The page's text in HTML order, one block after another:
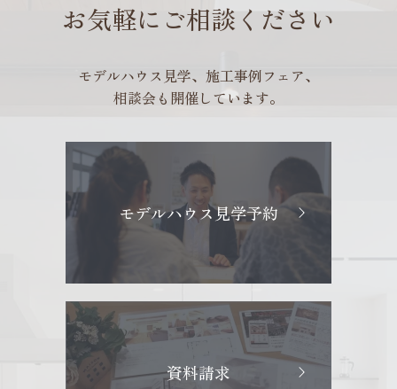
お気軽にご相談ください
モデルハウス見学、施工事例フェア、
相談会も開催しています。
モデルハウス見学予約
資料請求